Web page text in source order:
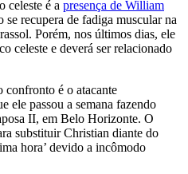
celeste é a presença de William
se recupera de fadiga muscular na
Porém, nos últimos dias, ele
celeste e deverá ser relacionado
confronto é o atacante
ele passou a semana fazendo
II, em Belo Horizonte. O
substituir Christian diante do
hora’ devido a incômodo